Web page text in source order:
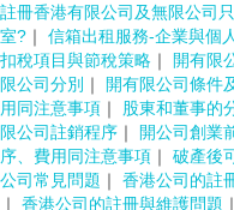
註冊香港有限公司及無限公司
室? ｜ 信箱出租服務-企業與個
扣稅項目與節稅策略 ｜ 開有限
限公司分別 ｜ 開有限公司條件
用同注意事項 ｜ 股東和董事的
限公司註銷程序 ｜ 開公司創業
序、費用同注意事項 ｜ 破產後
公司常見問題 ｜ 香港公司的註
｜ 香港公司的註冊與維護問題 ｜